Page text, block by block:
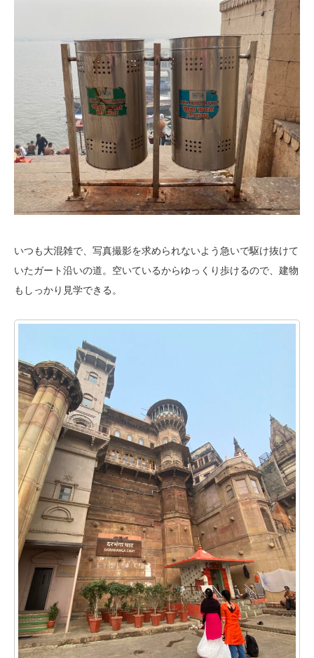
いつも大混雑で、写真撮影を求められないよう急いで駆け抜けて
いたガート沿いの道。空いているからゆっくり歩けるので、建物
もしっかり見学できる。